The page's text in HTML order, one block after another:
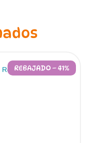
REBAJADO – 41%